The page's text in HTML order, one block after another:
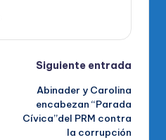
Siguiente entrada
Abinader y Carolina
encabezan “Parada
Cívica”del PRM contra
la corrupción